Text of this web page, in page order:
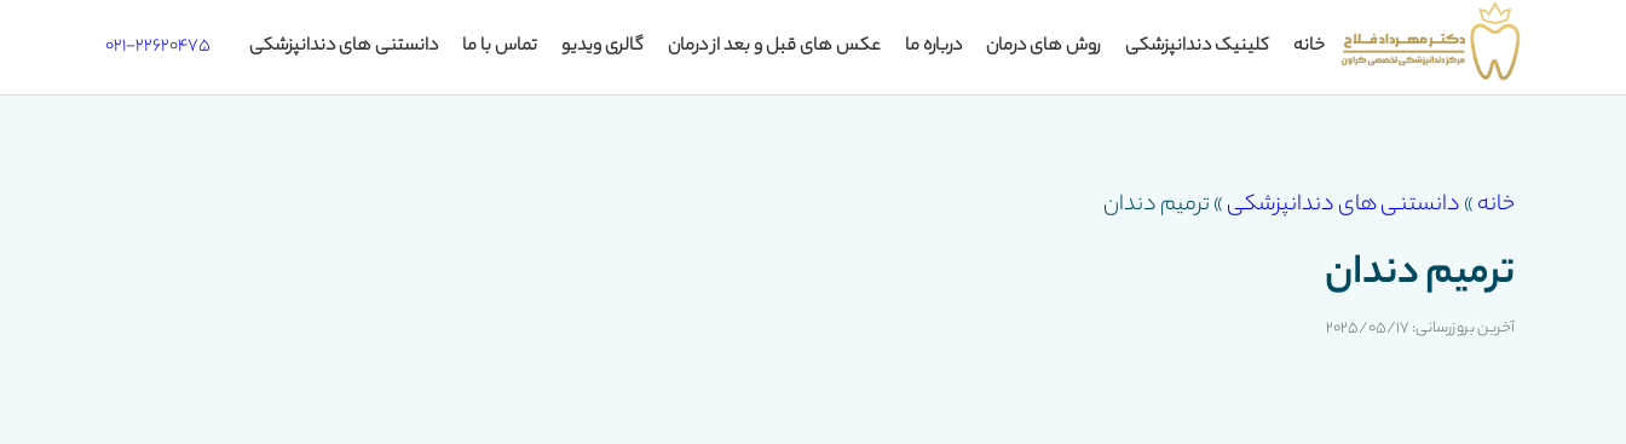
خانه کلینیک دندانپزشکی روش های درمان درباره ما عکس های قبل و بعد از درمان گالری ویدیو تماس با ما دانستنی های دندانپزشکی 021-22620475
خانه»دانستنی های دندانپزشکی»ترميم دندان
ترميم دندان
آخرین بروزرسانی: 2025/05/17